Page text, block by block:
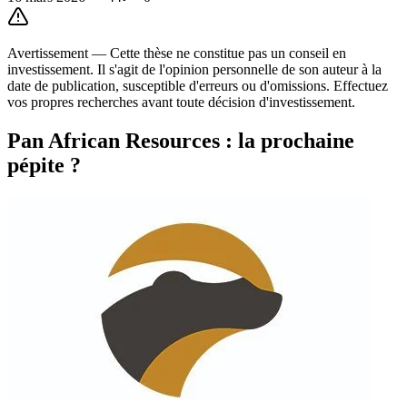
Avertissement — Cette thèse ne constitue pas un conseil en
investissement. Il s'agit de l'opinion personnelle de son auteur à la
date de publication, susceptible d'erreurs ou d'omissions. Effectuez
vos propres recherches avant toute décision d'investissement.
Pan African Resources : la prochaine
pépite ?